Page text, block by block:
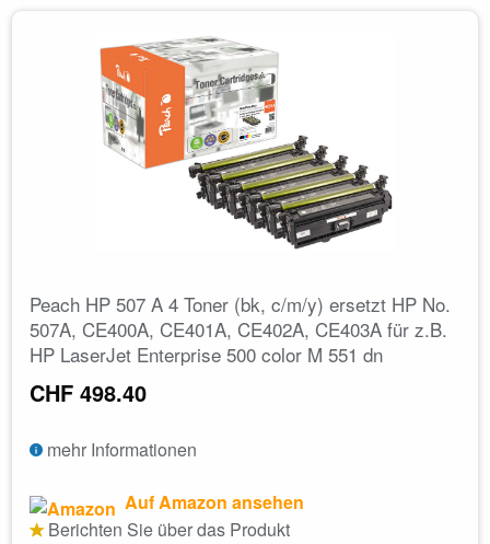
Peach HP 507 A 4 Toner (bk, c/m/y) ersetzt HP No.
507A, CE400A, CE401A, CE402A, CE403A für z.B.
HP LaserJet Enterprise 500 color M 551 dn
CHF 498.40
mehr Informationen
Auf Amazon ansehen
Berichten Sie über das Produkt